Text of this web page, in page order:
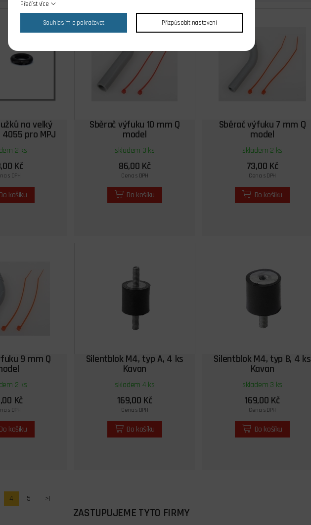
na velký
pro MPJ
4048
2 ks
Kč
s DPH
Do košíku
Sběrač výfuku 10 mm Q
model
skladem 3 ks
86,00 Kč
Cena s DPH
Do košíku
Sběrač výfuku 7 mm Q
model
skladem 2 ks
73,00 Kč
Cena s DPH
Do košíku
9 mm Q
2 ks
Kč
s DPH
Do košíku
Silentblok M4, typ A, 4 ks
Kavan
skladem 4 ks
169,00 Kč
Cena s DPH
Do košíku
Silentblok M4, typ B, 4 ks
Kavan
skladem 3 ks
169,00 Kč
Cena s DPH
Do košíku
4 5 >|
ZASTUPUJEME TYTO FIRMY
Přečíst více
Souhlasím a pokračovat Přizpůsobit nastavení